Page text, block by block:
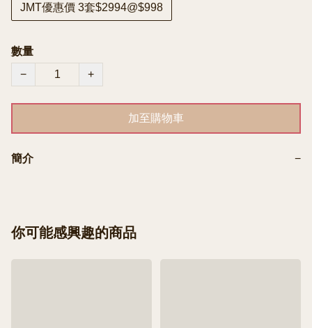
JMT優惠價 3套$2994@$998
數量
−
+
加至購物車
簡介 −
你可能感興趣的商品